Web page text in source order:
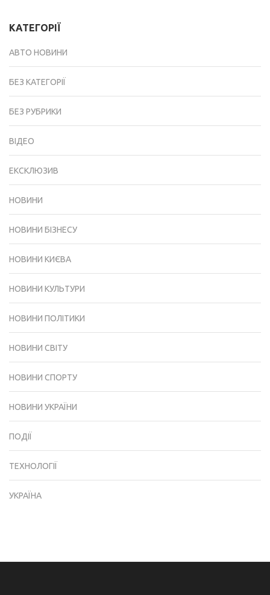
КАТЕГОРІЇ
АВТО НОВИНИ
БЕЗ КАТЕГОРІЇ
БЕЗ РУБРИКИ
ВІДЕО
ЕКСКЛЮЗИВ
НОВИНИ
НОВИНИ БІЗНЕСУ
НОВИНИ КИЄВА
НОВИНИ КУЛЬТУРИ
НОВИНИ ПОЛІТИКИ
НОВИНИ СВІТУ
НОВИНИ СПОРТУ
НОВИНИ УКРАЇНИ
ПОДІЇ
ТЕХНОЛОГІЇ
УКРАЇНА